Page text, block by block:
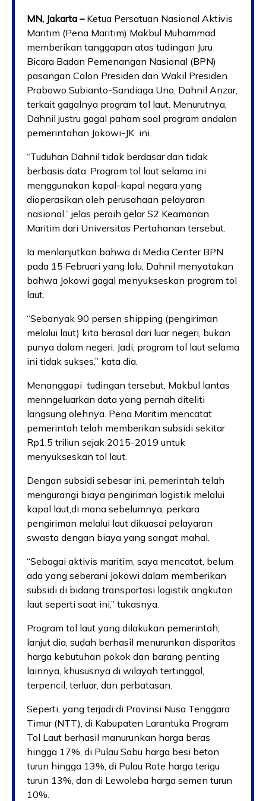
MN, Jakarta – Ketua Persatuan Nasional Aktivis
Maritim (Pena Maritim) Makbul Muhammad
memberikan tanggapan atas tudingan Juru
Bicara Badan Pemenangan Nasional (BPN)
pasangan Calon Presiden dan Wakil Presiden
Prabowo Subianto-Sandiaga Uno, Dahnil Anzar,
terkait gagalnya program tol laut. Menurutnya,
Dahnil justru gagal paham soal program andalan
pemerintahan Jokowi-JK ini.
“Tuduhan Dahnil tidak berdasar dan tidak
berbasis data. Program tol laut selama ini
menggunakan kapal-kapal negara yang
dioperasikan oleh perusahaan pelayaran
nasional,” jelas peraih gelar S2 Keamanan
Maritim dari Universitas Pertahanan tersebut.
Ia menlanjutkan bahwa di Media Center BPN
pada 15 Februari yang lalu, Dahnil menyatakan
bahwa Jokowi gagal menyukseskan program tol
laut.
“Sebanyak 90 persen shipping (pengiriman
melalui laut) kita berasal dari luar negeri, bukan
punya dalam negeri. Jadi, program tol laut selama
ini tidak sukses,” kata dia.
Menanggapi tudingan tersebut, Makbul lantas
menngeluarkan data yang pernah diteliti
langsung olehnya. Pena Maritim mencatat
pemerintah telah memberikan subsidi sekitar
Rp1,5 triliun sejak 2015-2019 untuk
menyukseskan tol laut.
Dengan subsidi sebesar ini, pemerintah telah
mengurangi biaya pengiriman logistik melalui
kapal laut,di mana sebelumnya, perkara
pengiriman melalui laut dikuasai pelayaran
swasta dengan biaya yang sangat mahal.
“Sebagai aktivis maritim, saya mencatat, belum
ada yang seberani Jokowi dalam memberikan
subsidi di bidang transportasi logistik angkutan
laut seperti saat ini,” tukasnya.
Program tol laut yang dilakukan pemerintah,
lanjut dia, sudah berhasil menurunkan disparitas
harga kebutuhan pokok dan barang penting
lainnya, khususnya di wilayah tertinggal,
terpencil, terluar, dan perbatasan.
Seperti, yang terjadi di Provinsi Nusa Tenggara
Timur (NTT), di Kabupaten Larantuka Program
Tol Laut berhasil manurunkan harga beras
hingga 17%, di Pulau Sabu harga besi beton
turun hingga 13%, di Pulau Rote harga terigu
turun 13%, dan di Lewoleba harga semen turun
10%.